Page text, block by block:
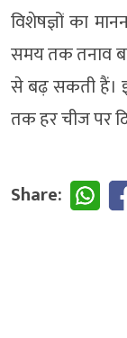
विशेषज्ञों का
समय तक तनाव
से बढ़ सकती हैं।
तक हर चीज पर
Share: